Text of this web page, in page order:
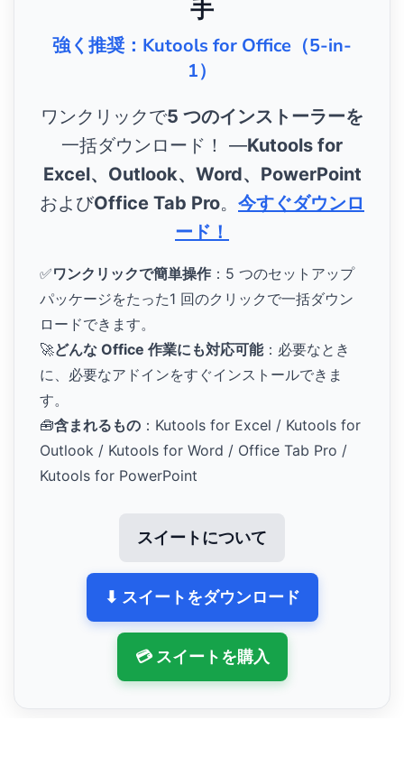
手
強く推奨：Kutools for Office（5-in-
1）
ワンクリックで5 つのインストーラーを
一括ダウンロード！ ―Kutools for
Excel、Outlook、Word、PowerPoint
およびOffice Tab Pro。 今すぐダウンロ
ード！
✅ワンクリックで簡単操作 ：5 つのセットアップ
パッケージをたった1 回のクリックで一括ダウン
ロードできます。
🚀どんな Office 作業にも対応可能：必要なとき
に、必要なアドインをすぐインストールできま
す。
🧰含まれるもの ：Kutools for Excel / Kutools for
Outlook / Kutools for Word / Office Tab Pro /
Kutools for PowerPoint
スイートについて
⬇ スイートをダウンロード
💳 スイートを購入